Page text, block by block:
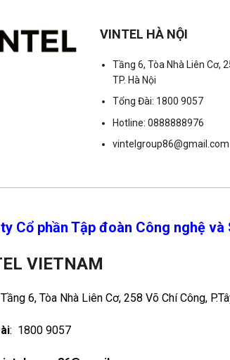
VINTEL HÀ NỘI
Tầng 6, Tòa Nhà Liên Cơ,
TP. Hà Nội
Tổng Đài: 1800 9057
Hotline: 0888888976
vintelgroup86@gmail.com
Cổ phần Tập đoàn Công nghệ và
VIETNAM
6, Tòa Nhà Liên Cơ, 258 Võ Chí Công,
: 1800 9057